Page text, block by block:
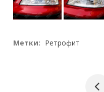
Метки: Ретрофит